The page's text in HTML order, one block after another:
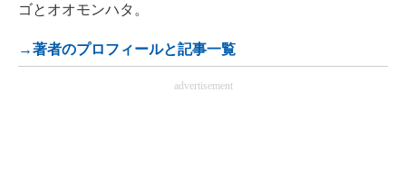
ゴとオオモンハタ。
→著者のプロフィールと記事一覧
advertisement